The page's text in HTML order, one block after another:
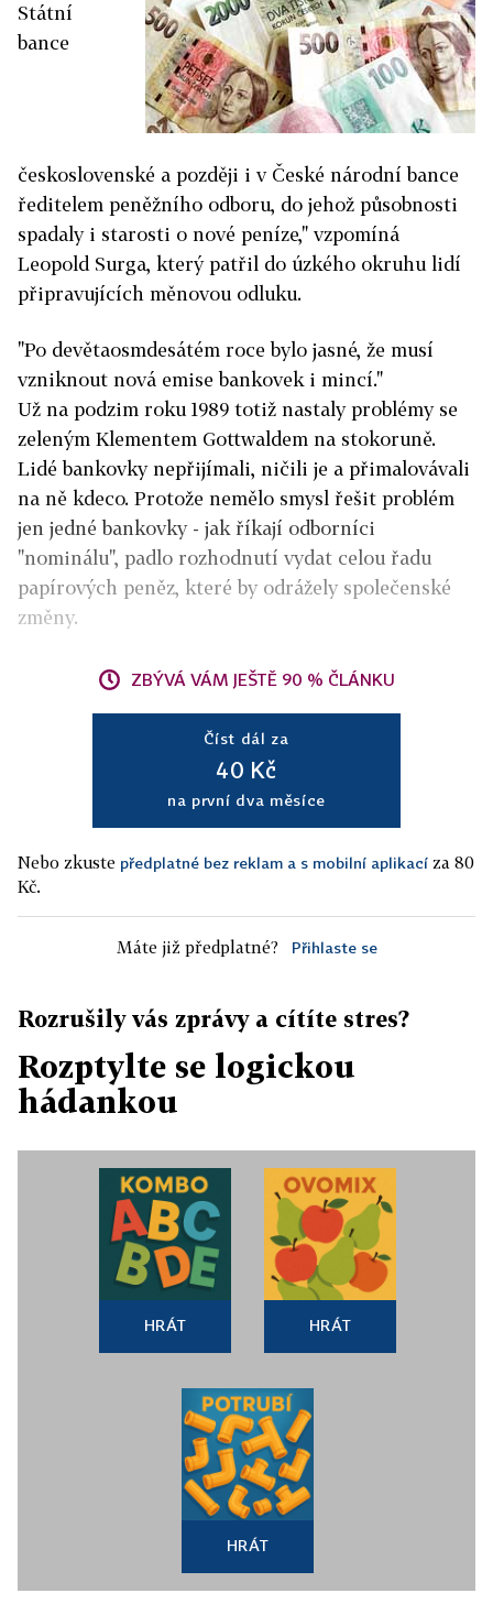
Státní
bance
československé a později i v České národní bance
ředitelem peněžního odboru, do jehož působnosti
spadaly i starosti o nové peníze," vzpomíná
Leopold Surga, který patřil do úzkého okruhu lidí
připravujících měnovou odluku.
"Po devětaosmdesátém roce bylo jasné, že musí
vzniknout nová emise bankovek i mincí."
Už na podzim roku 1989 totiž nastaly problémy se
zeleným Klementem Gottwaldem na stokoruně.
Lidé bankovky nepřijímali, ničili je a přimalovávali
na ně kdeco. Protože nemělo smysl řešit problém
jen jedné bankovky - jak říkají odborníci
"nominálu", padlo rozhodnutí vydat celou řadu
papírových peněz, které by odrážely společenské
změny.
ZBÝVÁ VÁM JEŠTĚ 90 % ČLÁNKU
Číst dál za
40 Kč
na první dva měsíce
Nebo zkuste předplatné bez reklam a s mobilní aplikací za 80
Kč.
Máte již předplatné? Přihlaste se
Rozrušily vás zprávy a cítíte stres?
Rozptylte se logickou
hádankou
HRÁT HRÁT
HRÁT